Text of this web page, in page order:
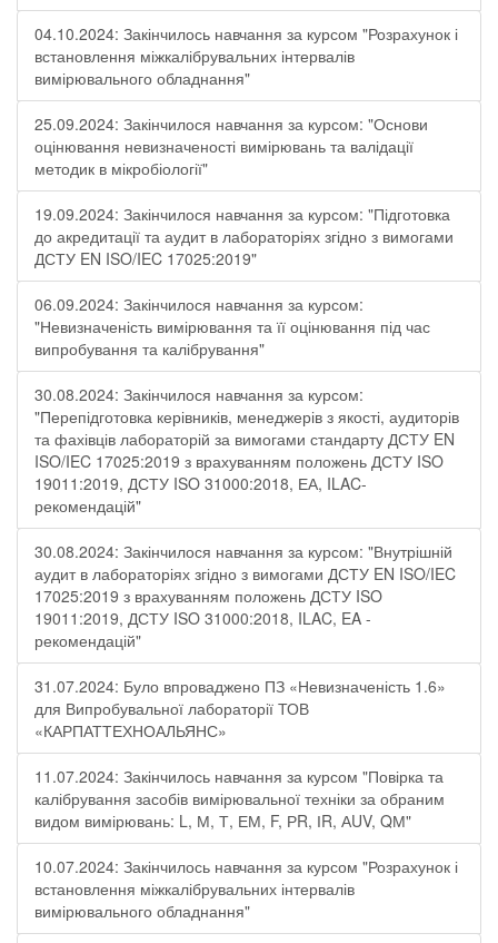
04.10.2024: Закінчилось навчання за курсом "Розрахунок і
встановлення міжкалібрувальних інтервалів
вимірювального обладнання"
25.09.2024: Закінчилося навчання за курсом: "Основи
оцінювання невизначеності вимірювань та валідації
методик в мікробіології"
19.09.2024: Закінчилося навчання за курсом: "Підготовка
до акредитації та аудит в лабораторіях згідно з вимогами
ДСТУ EN ISO/IEC 17025:2019"
06.09.2024: Закінчилося навчання за курсом:
"Невизначеність вимірювання та її оцінювання під час
випробування та калібрування"
30.08.2024: Закінчилося навчання за курсом:
"Перепідготовка керівників, менеджерів з якості, аудиторів
та фахівців лабораторій за вимогами стандарту ДСТУ EN
ISO/IEC 17025:2019 з врахуванням положень ДСТУ ISO
19011:2019, ДСТУ ISO 31000:2018, ЕА, ILAC-
рекомендацій"
30.08.2024: Закінчилося навчання за курсом: "Внутрішній
аудит в лабораторіях згідно з вимогами ДСТУ EN ISO/IEC
17025:2019 з врахуванням положень ДСТУ ISO
19011:2019, ДСТУ ISO 31000:2018, ILAC, EA -
рекомендацій"
31.07.2024: Було впроваджено ПЗ «Невизначеність 1.6»
для Випробувальної лабораторії ТОВ
«КАРПАТТЕХНОАЛЬЯНС»
11.07.2024: Закінчилось навчання за курсом "Повірка та
калібрування засобів вимірювальної техніки за обраним
видом вимірювань: L, М, Т, ЕМ, F, РR, ІR, АUV, QМ"
10.07.2024: Закінчилось навчання за курсом "Розрахунок і
встановлення міжкалібрувальних інтервалів
вимірювального обладнання"